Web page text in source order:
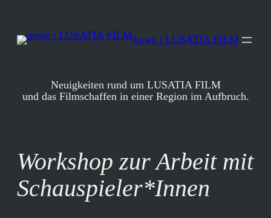
springen
nowe | LUSATIA FILM
Neuigkeiten rund um LUSATIA FILM
und das Filmschaffen in einer Region im Aufbruch.
Workshop zur Arbeit mit
Schauspieler*Innen